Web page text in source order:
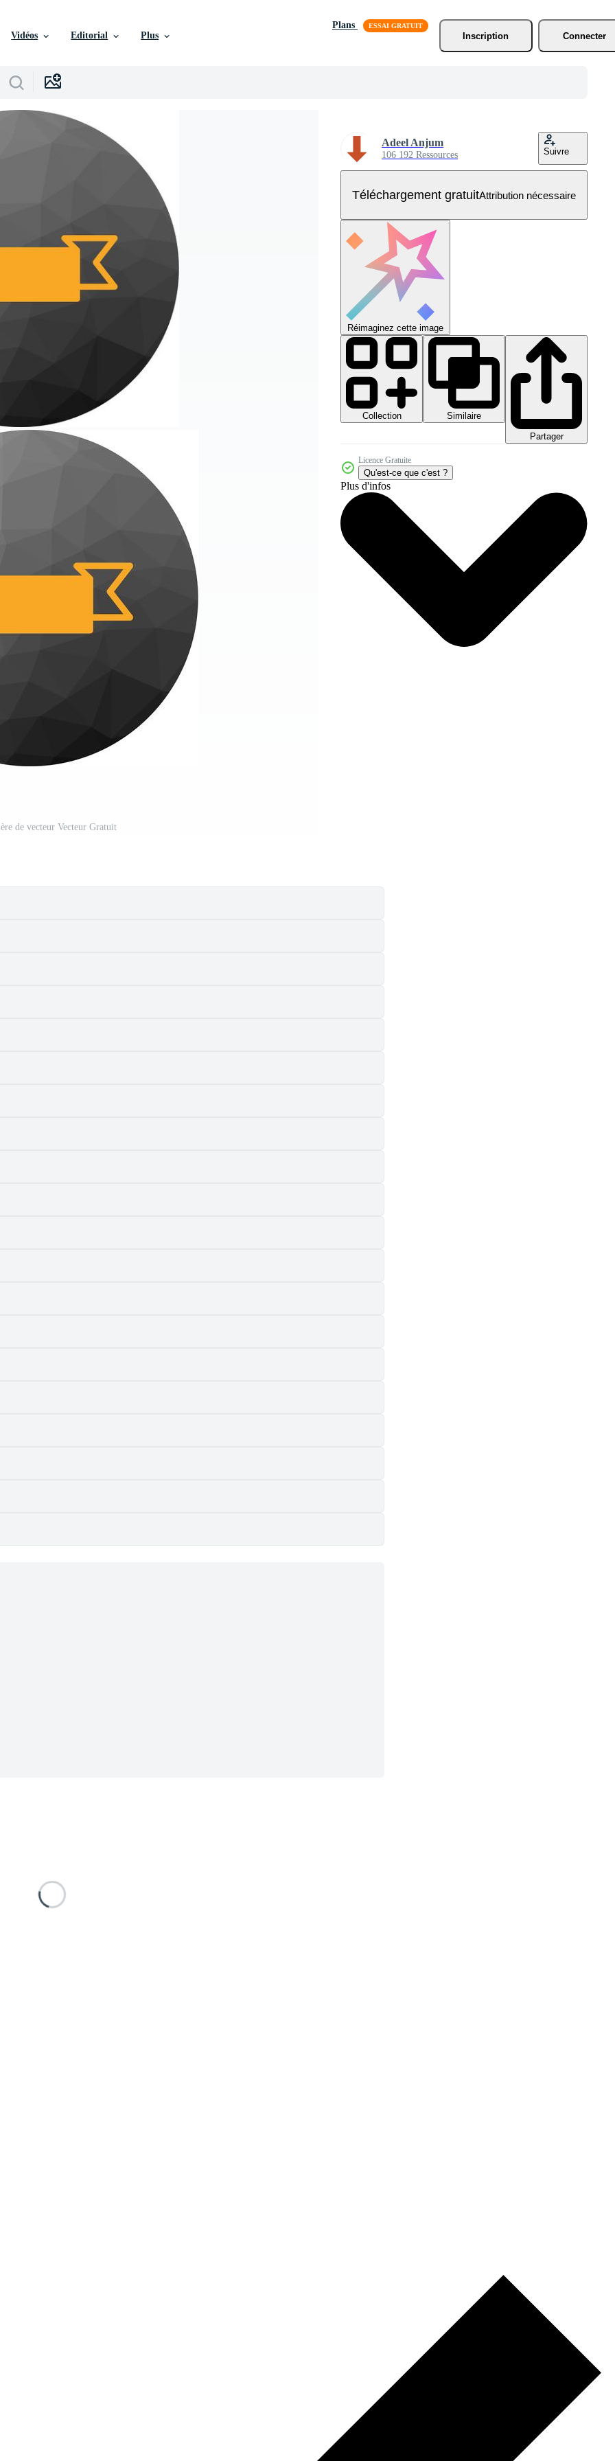
Vidéos Editorial Plus
Plans
Inscription
Connecter
de vecteur Vecteur Gratuit
Adeel Anjum
106 192 Ressources Suivre
Téléchargement gratuitAttribution nécessaire
Réimaginez cette image
Collection
Similaire
Partager
Licence Gratuite
Qu'est-ce que c'est ?
Plus d'infos